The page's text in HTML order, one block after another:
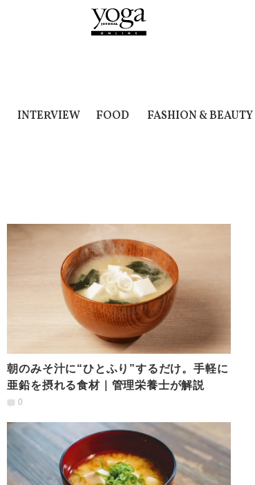
INTERVIEW FOOD FASHION & BEAUTY
朝のみそ汁に“ひとふり”するだけ。手軽に
亜鉛を摂れる食材｜管理栄養士が解説
0